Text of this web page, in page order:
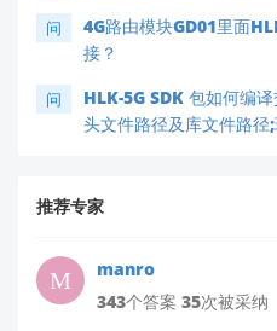
问
4G路由模块GD01里面
接？
问
HLK-5G SDK 包如何编
头文件路径及库文件路
推荐专家
manro
343个答案 35次被采纳